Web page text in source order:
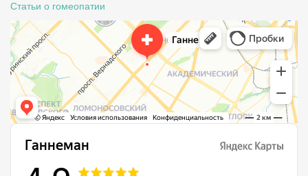
Статьи о гомеопатии